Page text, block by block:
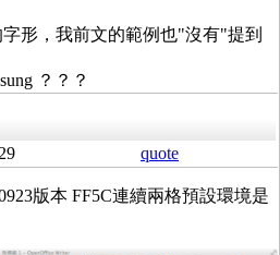
形，我前文的範例也"沒有"提到
？？？
quote
版本 FF5C連續兩格預設環境是